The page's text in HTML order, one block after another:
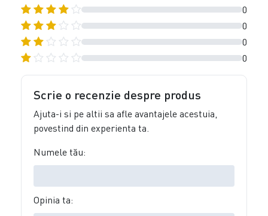
0
0
0
0
Scrie o recenzie despre produs
Ajuta-i si pe altii sa afle avantajele acestuia,
povestind din experienta ta.
Numele tău:
Opinia ta: